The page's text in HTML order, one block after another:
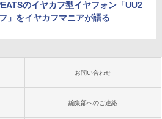
のイヤカフ型イヤフォン「UU2
」をイヤカフマニアが語る
お問い合わせ
編集部へのご連絡